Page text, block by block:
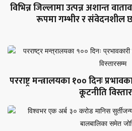
विभिन्न जिल्लामा उत्पन्न अशान्त
रूपमा गम्भीर र संवेदनशील छ
परराष्ट्र मन्त्रालयका १०० दिनः
कूटनीति